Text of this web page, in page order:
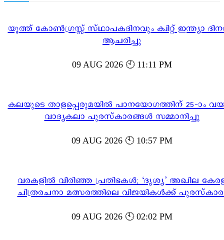
യൂത്ത് കോൺഗ്രസ്സ് സ്ഥാപകദിനവും ക്വിറ്റ് ഇന്ത്യാ
ആചരിച്ചു
09 AUG 2026 🕙 11:11 PM
കലയുടെ താളപ്പെരുമയിൽ പാനയോഗത്തിന് 25-ാം
വാദ്യകലാ പുരസ്‌കാരങ്ങൾ സമ്മാനിച്ചു
09 AUG 2026 🕙 10:57 PM
വരകളിൽ വിരിഞ്ഞ പ്രതിഭകൾ; ‘ദൃശ്യ’ അഖില
ചിത്രരചനാ മത്സരത്തിലെ വിജയികൾക്ക്
09 AUG 2026 🕙 02:02 PM